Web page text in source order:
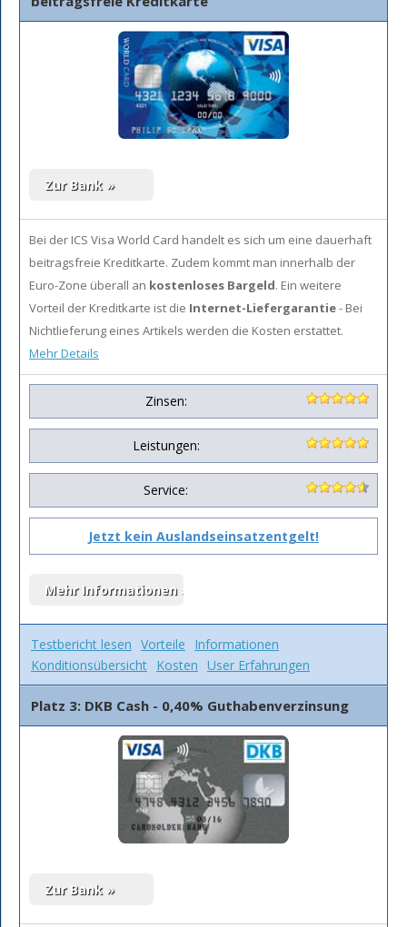
Bei der ICS Visa World Card handelt es sich um eine dauerhaft
beitragsfreie Kreditkarte. Zudem kommt man innerhalb der
Euro-Zone überall an kostenloses Bargeld. Ein weitere
Vorteil der Kreditkarte ist die Internet-Liefergarantie- Bei
Nichtlieferung eines Artikels werden die Kosten erstattet.
Mehr Details
Zinsen:
Leistungen:
Service:
Jetzt kein Auslandseinsatzentgelt!
Testbericht lesen Vorteile
Informationen
Konditionsübersicht Kosten User Erfahrungen
Platz 3: DKB Cash - 0,40% Guthabenverzinsung